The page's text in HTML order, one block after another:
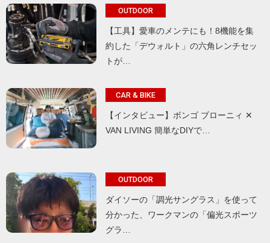
OUTDOOR
【工具】愛車のメンテにも！8機能を集
約した「デウォルト」の六角レンチセッ
トが…
CAR & BIKE
【インタビュー】ボンゴ ブローニィ ✕
VAN LIVING 簡単なDIYで…
OUTDOOR
ダイソーの「調光サングラス」を使って
分かった、ワークマンの「偏光スポーツ
グラ…